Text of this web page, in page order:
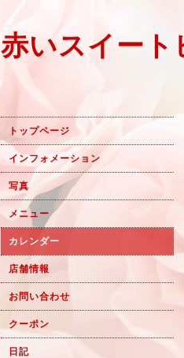
赤いスイート
トップページ
インフォメーション
写真
メニュー
カレンダー
店舗情報
お問い合わせ
クーポン
日記